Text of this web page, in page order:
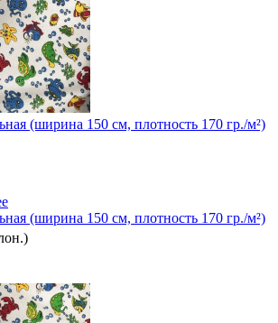
(ширина 150 см, плотность 170 гр./м²)
(ширина 150 см, плотность 170 гр./м²)